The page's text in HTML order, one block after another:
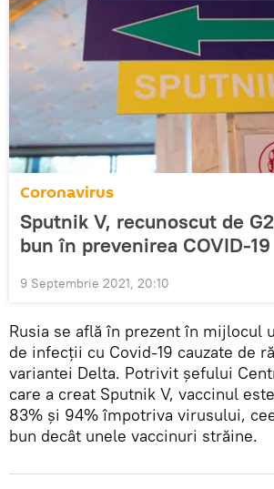
Coronavirus
Sputnik V, recunoscut de
bun în prevenirea COVID-19
9 Septembrie 2021, 20:10
Rusia se află în prezent în mijlocul
de infecții cu Covid-19 cauzate de
variantei Delta. Potrivit șefului
care a creat Sputnik V, vaccinul
83% și 94% împotriva virusului,
bun decât unele vaccinuri străine.